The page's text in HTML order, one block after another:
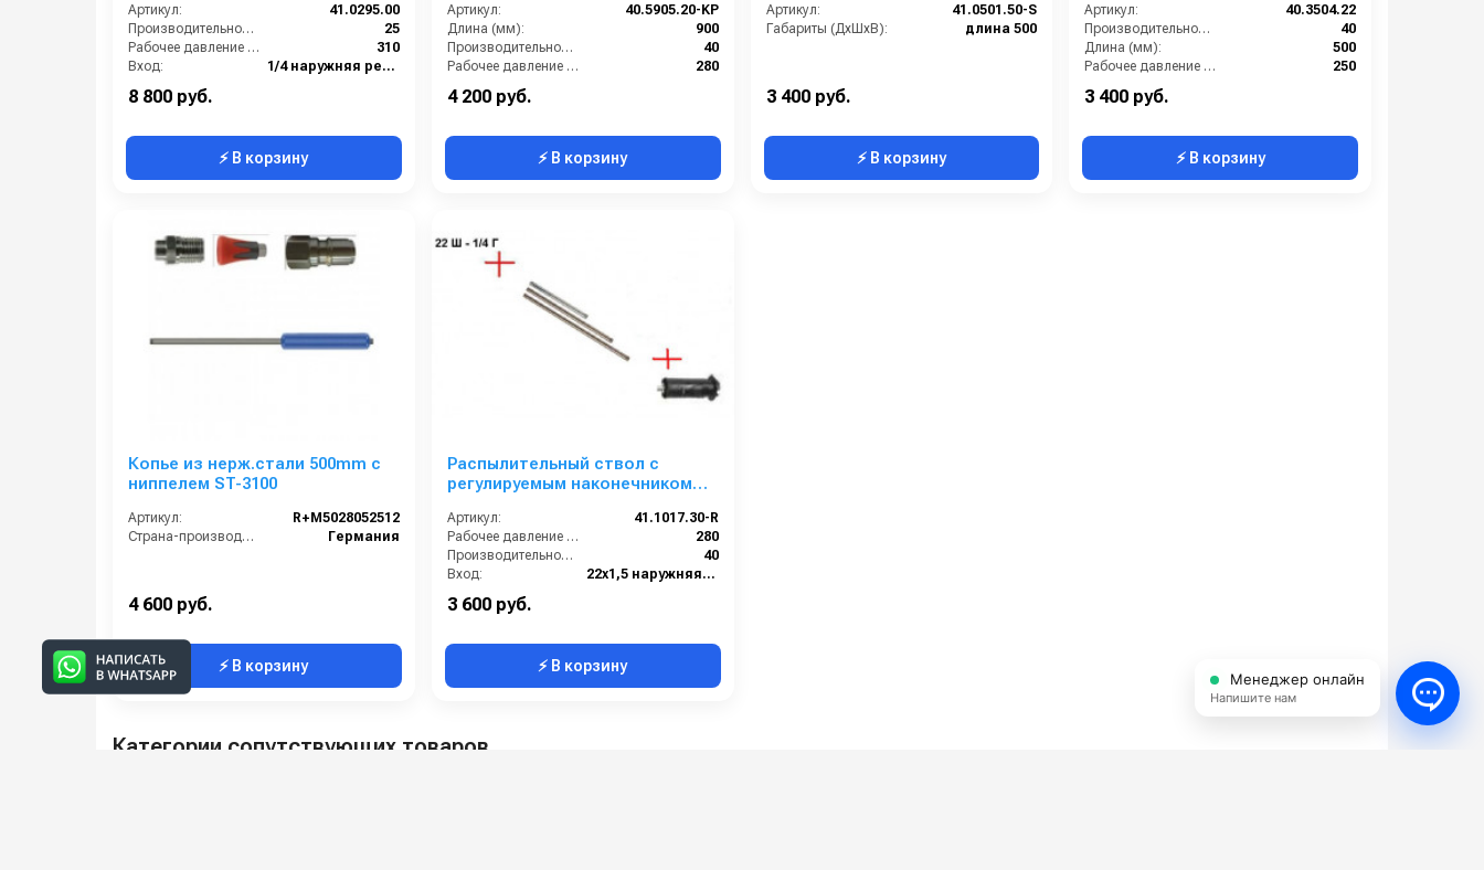
Артикул:
41.0295.00
Производительность (л/мин):
25
Рабочее давление (бар):
310
Вход:
1/4 наружняя резьба
8 800 руб.
⚡ В корзину
вход 22х1,5 г; выход 1/4 г.
Артикул:
40.5905.20-KP
Длина (мм):
900
Производительность (л/мин):
40
Рабочее давление (бар):
280
4 200 руб.
⚡ В корзину
Артикул:
41.0501.50-S
Габариты (ДхШхВ):
длина 500
3 400 руб.
⚡ В корзину
сталь)
Артикул:
40.3504.22
Производительность (л/мин):
40
Длина (мм):
500
Рабочее давление (бар):
250
3 400 руб.
⚡ В корзину
Копье из нерж.стали 500mm с
ниппелем ST-3100
Артикул:
R+M5028052512
Страна-производитель:
Германия
4 600 руб.
⚡ В корзину
Распылительный ствол с
регулируемым наконечником
М22х1,5ш (нерж).
Артикул:
41.1017.30-R
Рабочее давление (бар):
280
Производительность (л/мин):
40
Вход:
22х1,5 наружняя резьба
3 600 руб.
⚡ В корзину
Категории сопутствующих товаров
Менеджер онлайн
Напишите нам